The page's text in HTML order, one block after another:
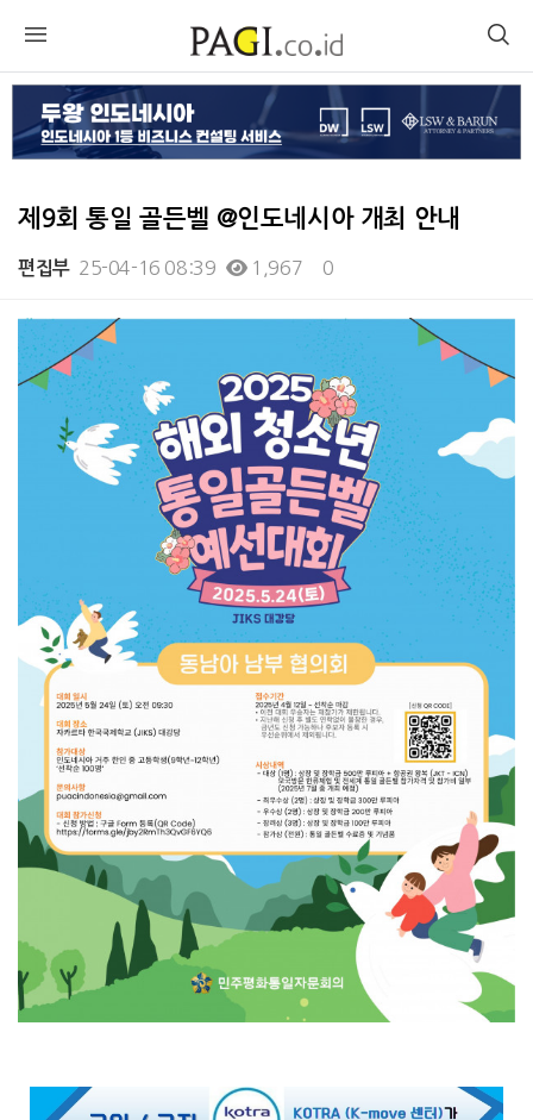
제9회 통일 골든벨 @인도네시아 개최 안내
편집부 25-04-16 08:39 1,967 0
본문